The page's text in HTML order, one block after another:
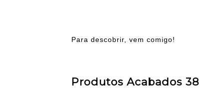
Para descobrir, vem comigo!
Produtos Acabados 38